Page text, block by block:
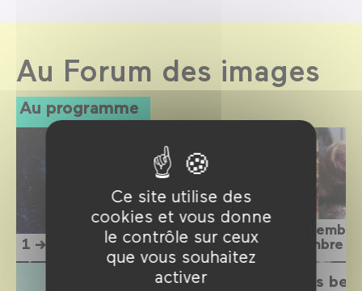
Ce site utilise des
cookies et vous donne
le contrôle sur ceux
que vous souhaitez
activer
Au Forum des images
Au programme
1 → 12 septembre 2026
L'Étrange Festival 2026
15
1 novembre
Sois